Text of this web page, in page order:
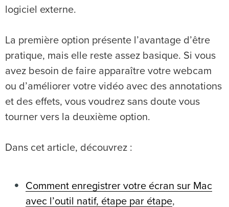
logiciel externe.
La première option présente l’avantage d’être
pratique, mais elle reste assez basique. Si vous
avez besoin de faire apparaître votre webcam
ou d’améliorer votre vidéo avec des annotations
et des effets, vous voudrez sans doute vous
tourner vers la deuxième option.
Dans cet article, découvrez :
Comment enregistrer votre écran sur Mac
avec l’outil natif, étape par étape,